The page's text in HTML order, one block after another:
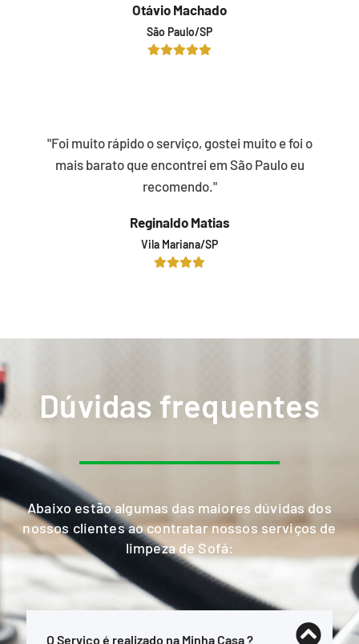
Otávio Machado
São Paulo/SP
"Foi muito rápido o serviço, gostei muito e foi o
mais barato que encontrei em São Paulo eu
recomendo."
Reginaldo Matias
Vila Mariana/SP
Dúvidas frequentes
Abaixo estão algumas das maiores dúvidas dos
nossos clientes ao contratar nossos serviços de
limpeza de Sofá:
O Serviço é realizado na Minha Casa ?